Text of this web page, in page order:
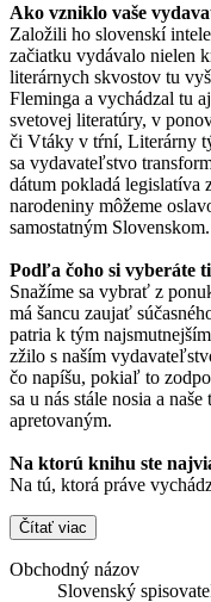
Ako vzniklo vaše
Založili ho slovenskí
začiatku vydávalo nielen
literárnych skvostov tu
Fleminga a vychádzal tu
svetovej literatúry, v
či Vtáky v tŕní, Literárny
sa vydavateľstvo
dátum pokladá legislatíva
narodeniny môžeme
samostatným Slovenskom.
Podľa čoho si vyberáte
Snažíme sa vybrať z
má šancu zaujať
patria k tým
zžilo s naším
čo napíšu, pokiaľ to
sa u nás stále nosia a
apretovaným.
Na ktorú knihu ste
Na tú, ktorá práve
Čítať viac
Obchodný názov
Slovenský